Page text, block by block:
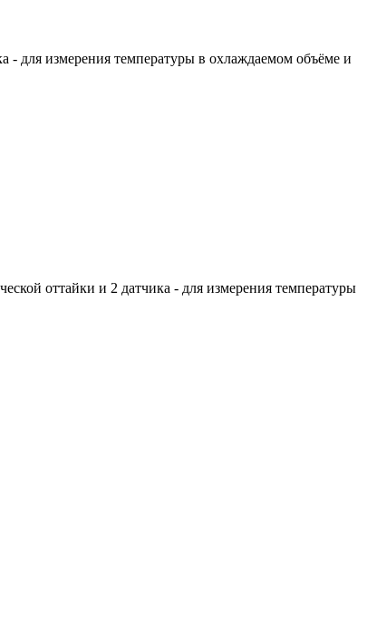
- для измерения температуры в охлаждаемом объёме и
оттайки и 2 датчика - для измерения температуры